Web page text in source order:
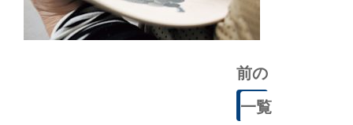
前の
記事
一覧